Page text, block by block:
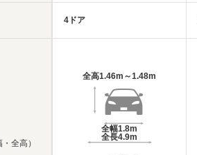
全高）
4ドア
全高1.46m～1.48m
全幅1.8m
全長4.9m